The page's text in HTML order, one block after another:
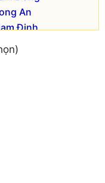
An
Định
An
Ninh Bình